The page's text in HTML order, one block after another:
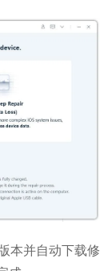
本并自动下载修